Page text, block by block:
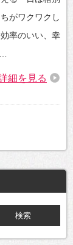
がワクワクし
率のいい、幸
細を見る